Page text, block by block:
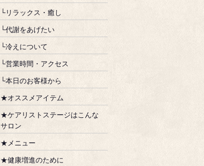
└リラックス・癒し
└代謝をあげたい
└冷えについて
└営業時間・アクセス
└本日のお客様から
★オススメアイテム
★ケアリストステージはこんな
サロン
★メニュー
★健康増進のために